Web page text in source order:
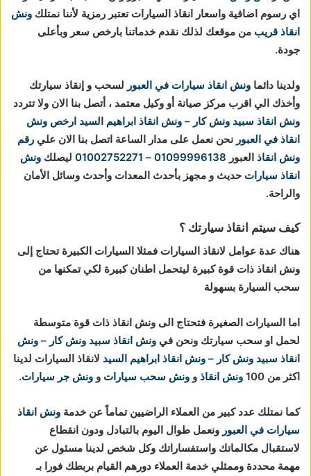
اي رسوم اضافية واسعار انقاذ السيارات تعتبر رمزية لأننا نمتلك ونش
انقاذ قريب من موقعك لذلك نقدم خدماتنا بارخص سعر وبأعلى
جودة.
ولدينا دائما ونش انقاذ سيارات في العبور لسحب و إنقاذ سيارتك
وأخذك الي اقرب مركز صيانة أو وكيل معتمد ، أتصل بنا الان ولا تتردد
ونش انقاذ سبيد ونش كار – ونش انقاذ ابراهيم السيد ارخص ونش
انقاذ في العبور نحن نعمل على مدار الساعة اتصل بنا الان علي رقم
ونش انقاذ العبور 01099996138
–
01002752271 ليصلك ونش
انقاذ سيارات حديث و مجهز بأحدث المعدات وأحدث وسائل الأمان
والراحة.
كيف سيتم انقاذ سيارتك ؟
هناك عدة عوامل لانقاذ السيارات فمثلا السيارات الكبيرة تحتاج إلى
ونش انقاذ ذات قوة كبيرة ليتحمل اطنان كبيرة لكي تمكنها من
سحب السيارة بسهولة
اما السيارات الصغيرة فتحتاج الى ونش انقاذ ذات قوة متوسطة
لحمل او سحب سيارتك ونحن في ونش انقاذ سبيد ونش كار – ونش
انقاذ سبيد ونش كار – ونش انقاذ ابراهيم السيد لانقاذ السيارات لدينا
اكثر من 100
ونش انقاذ و ونش سحب سيارات و ونش جر سيارات.
كما نمتلك عدد كبير من العملاء الراضيين تماماً عن خدمة ونش انقاذ
سيارات في العبور ونعمل طوال اليوم بالتبادل ودون انقطاع
لاستقبال مكالماتك واستفساراتك وكل شخص لدينا مسئول عن
مهمة محددة وممثلي خدمة العملاء دورهم القيام بربطك فورا بـ